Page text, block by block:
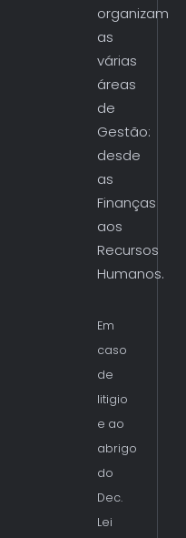
organizam
as
várias
áreas
de
Gestão:
desde
as
Finanças
aos
Recursos
Humanos.
Em
caso
de
litigio
e ao
abrigo
do
Dec.
Lei